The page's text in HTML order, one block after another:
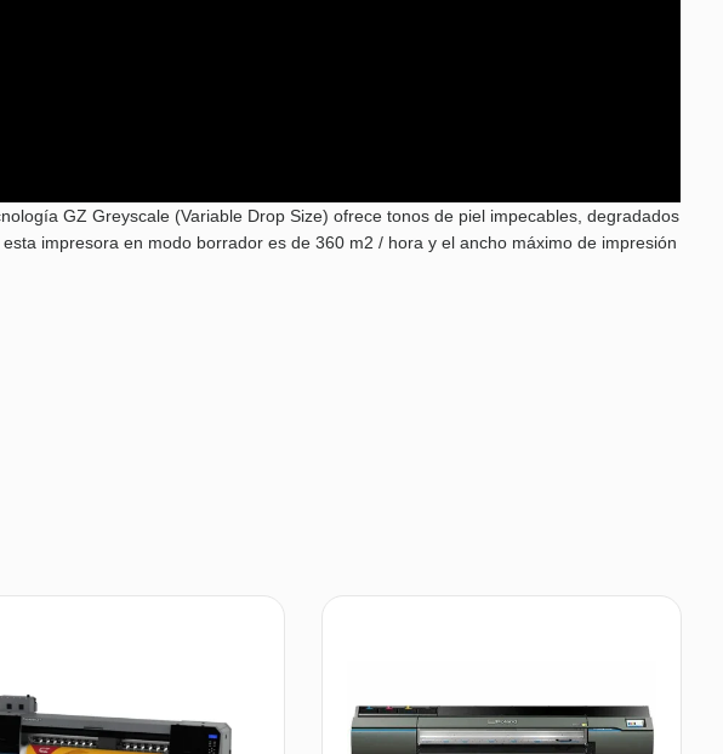
GZ Greyscale (Variable Drop Size) ofrece tonos de piel impecables, degradados
impresora en modo borrador es de 360 m2 / hora y el ancho máximo de impresión